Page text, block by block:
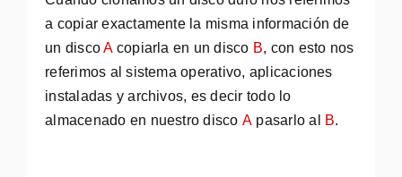
a copiar exactamente la misma información de
un discoAcopiarla en un disco B, con esto nos
referimos al sistema operativo, aplicaciones
instaladas y archivos, es decir todo lo
almacenado en nuestro disco A pasarlo al B.